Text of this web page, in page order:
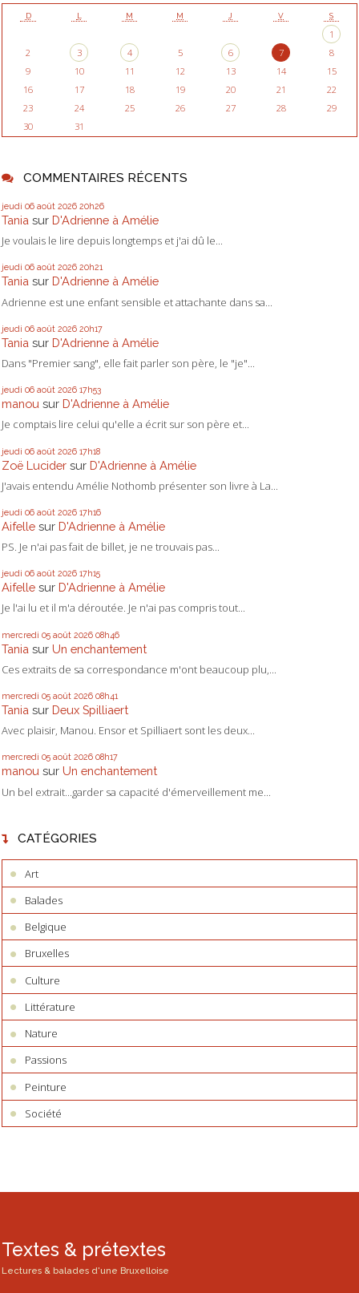
D L M M J V S
1
2
3 4 5 6 7
8
9
10 11 12 13 14
15
16
17 18 19 20 21
22
23
24 25 26 27 28
29
30
31
COMMENTAIRES RÉCENTS
jeudi 06 août 2026 20h26
Tania sur D'Adrienne à Amélie
Je voulais le lire depuis longtemps et j'ai dû le...
jeudi 06 août 2026 20h21
Tania sur D'Adrienne à Amélie
Adrienne est une enfant sensible et attachante dans sa...
jeudi 06 août 2026 20h17
Tania sur D'Adrienne à Amélie
Dans "Premier sang", elle fait parler son père, le "je"...
jeudi 06 août 2026 17h53
manou sur D'Adrienne à Amélie
Je comptais lire celui qu'elle a écrit sur son père et...
jeudi 06 août 2026 17h18
Zoë Lucider sur D'Adrienne à Amélie
J'avais entendu Amélie Nothomb présenter son livre à La...
jeudi 06 août 2026 17h16
Aifelle sur D'Adrienne à Amélie
PS. Je n'ai pas fait de billet, je ne trouvais pas...
jeudi 06 août 2026 17h15
Aifelle sur D'Adrienne à Amélie
Je l'ai lu et il m'a déroutée. Je n'ai pas compris tout...
mercredi 05 août 2026 08h46
Tania sur Un enchantement
Ces extraits de sa correspondance m'ont beaucoup plu,...
mercredi 05 août 2026 08h41
Tania sur Deux Spilliaert
Avec plaisir, Manou. Ensor et Spilliaert sont les deux...
mercredi 05 août 2026 08h17
manou sur Un enchantement
Un bel extrait...garder sa capacité d'émerveillement me...
CATÉGORIES
Art
Balades
Belgique
Bruxelles
Culture
Littérature
Nature
Passions
Peinture
Société
Textes & prétextes
Lectures & balades d'une Bruxelloise